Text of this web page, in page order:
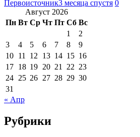
Первоисточник3 месяца спустя 0
Август 2026
Пн Вт Ср Чт Пт Сб Вс
1
2
3
4 5 6 7 8
9
10 11 12 13 14 15 16
17 18 19 20 21 22 23
24 25 26 27 28 29 30
31
« Апр
Рубрики